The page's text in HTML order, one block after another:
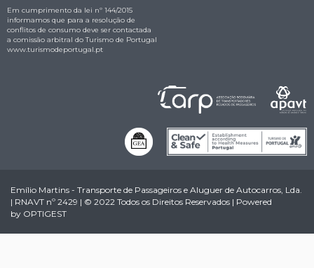
Em cumprimento da lei nº 144/2015
informamos que para a resolução de
conflitos de consumo deve ser contactada
a comissão arbitral do Turismo de Portugal
www.turismodeportugal.pt
Emílio Martins - Transporte de Passageiros e Aluguer de Autocarros, Lda.
| RNAVT nº 2429 | © 2022 Todos os Direitos Reservados | Powered
by OPTIGEST